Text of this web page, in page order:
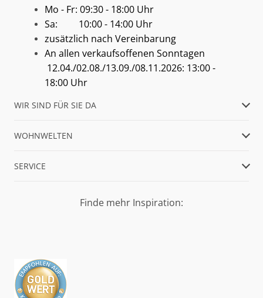
Mo - Fr: 09:30 - 18:00 Uhr
Sa: 10:00 - 14:00 Uhr
zusätzlich nach Vereinbarung
An allen verkaufsoffenen Sonntagen
12.04./02.08./13.09./08.11.2026: 13:00 -
18:00 Uhr
WIR SIND FÜR SIE DA
WOHNWELTEN
SERVICE
Finde mehr Inspiration: